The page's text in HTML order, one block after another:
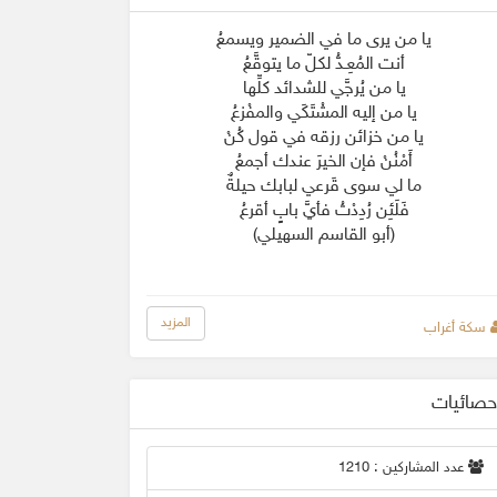
يا من يرى ما في الضمير ويسمعُ
أنت المُعِـدُّ لكلّ ما يتوقَّعُ
يا من يُرجَّي للشدائد كلِّها
يا من إليه المشْتَكَي والمفْزعُ
يا من خزائن رزقه في قول كُنْ
أَمْنُنْ فإن الخيرَ عندك أجمعُ
ما لي سوى قَرعي لبابك حيلةٌ
فَلَئِن رُدِدْتُ فأيَّ بابٍ أقرعُ
(أبو القاسم السهيلي)
سكة أغراب المزيد
عدد المشاركين : 1210